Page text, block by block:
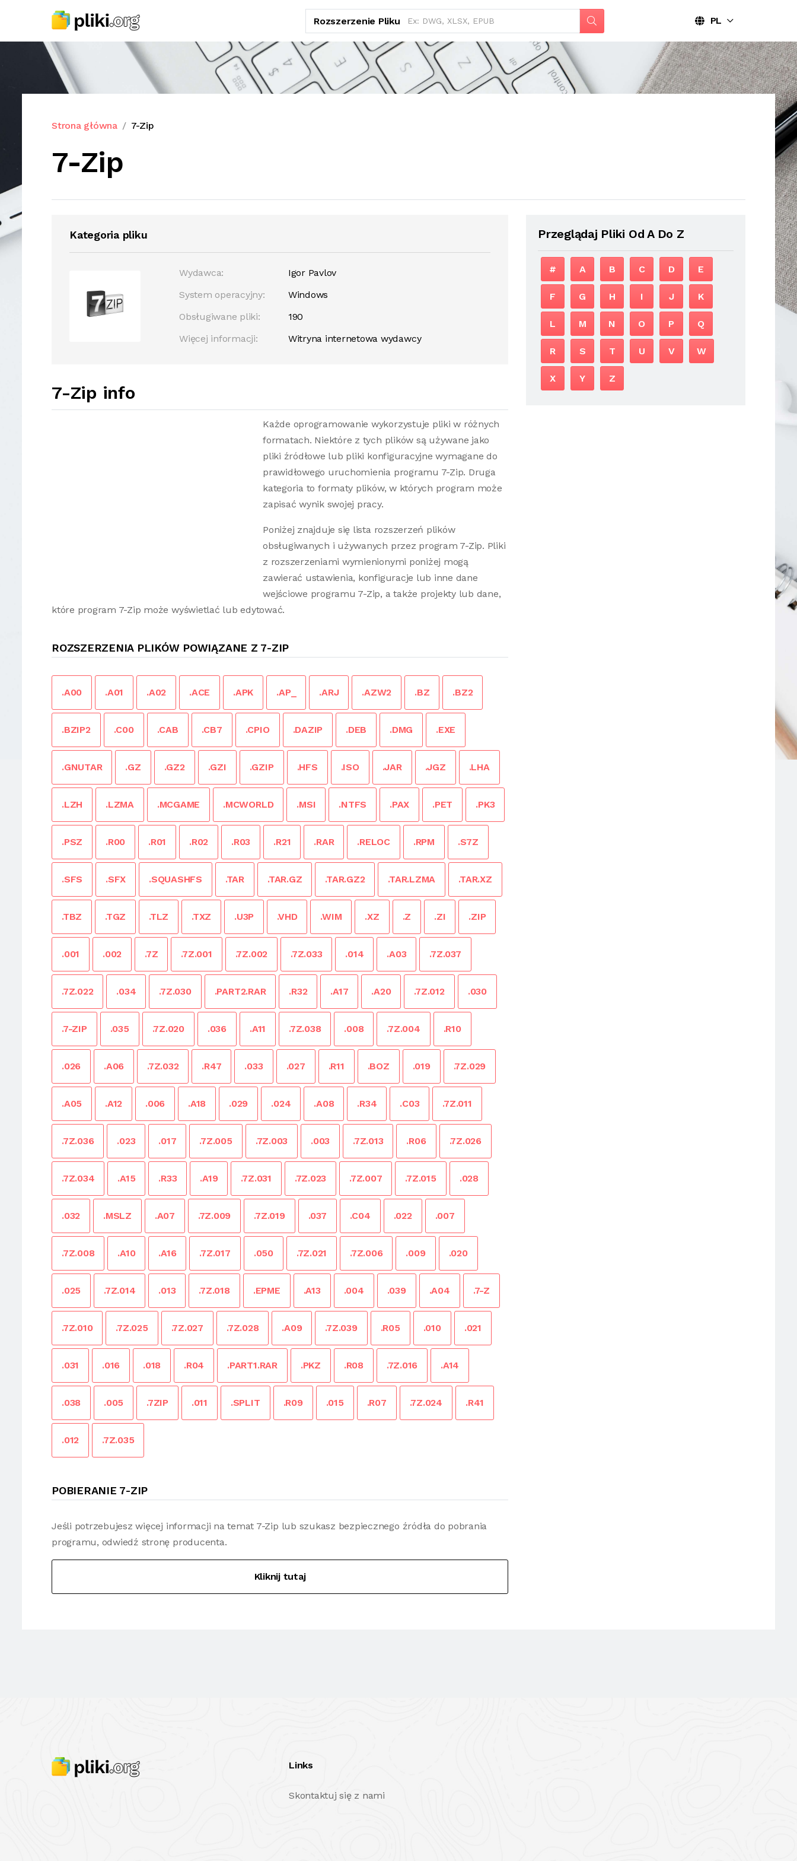
Rozszerzenie Pliku PL
Strona główna 7-Zip
7-Zip
Kategoria pliku
Wydawca:
Igor Pavlov
System operacyjny:
Windows
Obsługiwane pliki:
190
Więcej informacji:
Witryna internetowa wydawcy
7-Zip info
Każde oprogramowanie wykorzystuje pliki w różnych
formatach. Niektóre z tych plików są używane jako
pliki źródłowe lub pliki konfiguracyjne wymagane do
prawidłowego uruchomienia programu 7-Zip. Druga
kategoria to formaty plików, w których program może
zapisać wynik swojej pracy.
Poniżej znajduje się lista rozszerzeń plików
obsługiwanych i używanych przez program 7-Zip. Pliki
z rozszerzeniami wymienionymi poniżej mogą
zawierać ustawienia, konfiguracje lub inne dane
wejściowe programu 7-Zip, a także projekty lub dane,
które program 7-Zip może wyświetlać lub edytować.
ROZSZERZENIA PLIKÓW POWIĄZANE Z 7-ZIP
.A00 .A01 .A02 .ACE .APK .AP_ .ARJ .AZW2 .BZ .BZ2
.BZIP2 .C00 .CAB .CB7 .CPIO .DAZIP .DEB .DMG .EXE
.GNUTAR .GZ .GZ2 .GZI .GZIP .HFS .ISO .JAR .JGZ .LHA
.LZH .LZMA .MCGAME .MCWORLD .MSI .NTFS .PAX .PET .PK3
.PSZ .R00 .R01 .R02 .R03 .R21 .RAR .RELOC .RPM .S7Z
.SFS .SFX .SQUASHFS .TAR .TAR.GZ .TAR.GZ2 .TAR.LZMA .TAR.XZ
.TBZ .TGZ .TLZ .TXZ .U3P .VHD .WIM .XZ .Z .ZI .ZIP
.001 .002 .7Z .7Z.001 .7Z.002 .7Z.033 .014 .A03 .7Z.037
.7Z.022 .034 .7Z.030 .PART2.RAR .R32 .A17 .A20 .7Z.012 .030
.7-ZIP .035 .7Z.020 .036 .A11 .7Z.038 .008 .7Z.004 .R10
.026 .A06 .7Z.032 .R47 .033 .027 .R11 .BOZ .019 .7Z.029
.A05 .A12 .006 .A18 .029 .024 .A08 .R34 .C03 .7Z.011
.7Z.036 .023 .017 .7Z.005 .7Z.003 .003 .7Z.013 .R06 .7Z.026
.7Z.034 .A15 .R33 .A19 .7Z.031 .7Z.023 .7Z.007 .7Z.015 .028
.032 .MSLZ .A07 .7Z.009 .7Z.019 .037 .C04 .022 .007
.7Z.008 .A10 .A16 .7Z.017 .050 .7Z.021 .7Z.006 .009 .020
.025 .7Z.014 .013 .7Z.018 .EPME .A13 .004 .039 .A04 .7-Z
.7Z.010 .7Z.025 .7Z.027 .7Z.028 .A09 .7Z.039 .R05 .010 .021
.031 .016 .018 .R04 .PART1.RAR .PKZ .R08 .7Z.016 .A14
.038 .005 .7ZIP .011 .SPLIT .R09 .015 .R07 .7Z.024 .R41
.012 .7Z.035
POBIERANIE 7-ZIP
Jeśli potrzebujesz więcej informacji na temat 7-Zip lub szukasz bezpiecznego źródła do pobrania
programu, odwiedź stronę producenta.
Kliknij tutaj
Przeglądaj Pliki Od A Do Z
# A B C D E
F G H I J K
L M N O P Q
R S T U V W
X Y Z
Links
Skontaktuj się z nami